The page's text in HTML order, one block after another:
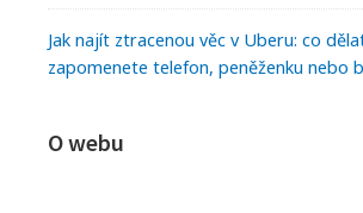
Jak najít ztracenou věc v Uberu: co
zapomenete telefon, peněženku nebo
O webu